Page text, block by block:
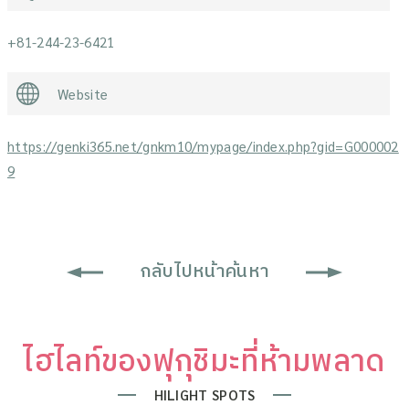
+81-244-23-6421
Website
https://genki365.net/gnkm10/mypage/index.php?gid=G000002
9
กลับไปหน้าค้นหา
ไฮไลท์ของฟุกุชิมะที่ห้ามพลาด
HILIGHT SPOTS